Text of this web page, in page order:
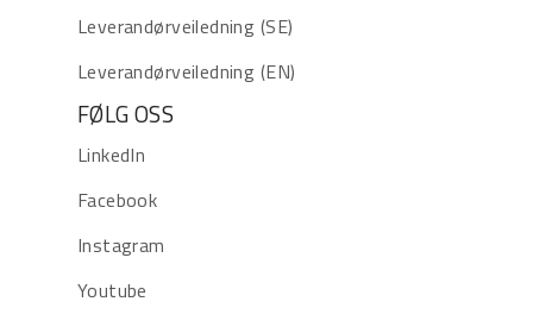
Leverandørveiledning (SE)
Leverandørveiledning (EN)
FØLG OSS
LinkedIn
Facebook
Instagram
Youtube